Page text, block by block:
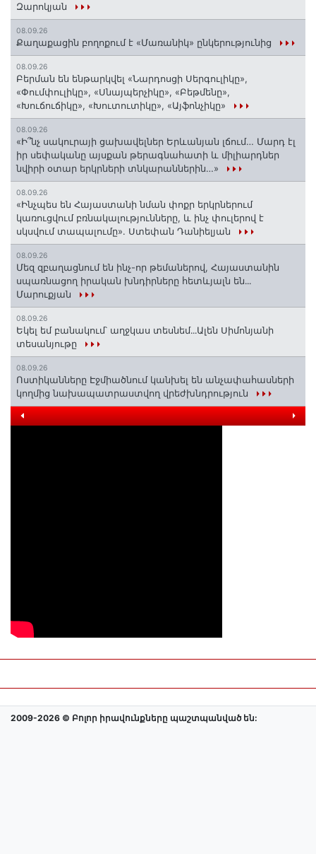
Զարոկյան
08.09.26
Քաղաքացին բողոքում է «Մառանիկ» ընկերությունից
08.09.26
Բերման են ենթարկվել «Նարդոսցի Սերգուլիկը»,
«Փումփուլիկը», «Սնայպերչիկը», «Բեթմենը»,
«Խուճուճիկը», «Խուտուտիկը», «Այֆոնչիկը»
08.09.26
«Ի՞նչ սակուրայի ցախավելներ Երևանյան լճում… Մարդ էլ
իր սեփականը այսքան թերագնահատի և միլիարդներ
նվիրի օտար երկրների տնկարաններին…»
08.09.26
«Ինչպես են Հայաստանի նման փոքր երկրներում
կառուցվում բռնակալությունները, և ինչ փուլերով է
սկսվում տապալումը». Ստեփան Դանիելյան
08.09.26
Մեզ զբաղացնում են ինչ-որ թեմաներով, Հայաստանին
սպառնացող իրական խնդիրները հետևյալն են․․․
Մարուքյան
08.09.26
Եկել եմ բանակում՝ աղջկաս տեսնեմ․․․Ալեն Սիմոնյանի
տեսանյութը
08.09.26
Ոստիկանները Էջմիածնում կանխել են անչափահասների
կողմից նախապատրաստվող վրեժխնդրություն
2009-2026 © Բոլոր իրավունքները պաշտպանված են: